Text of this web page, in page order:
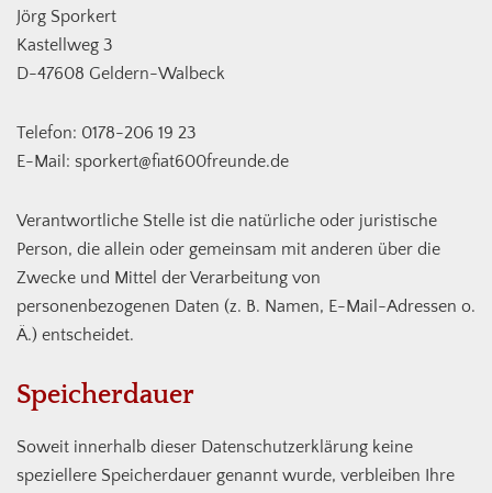
Jörg Sporkert
Kastellweg 3
D-47608 Geldern-Walbeck
Telefon: 0178-206 19 23
E-Mail: sporkert@fiat600freunde.de
Verantwortliche Stelle ist die natürliche oder juristische
Person, die allein oder gemeinsam mit anderen über die
Zwecke und Mittel der Verarbeitung von
personenbezogenen Daten (z. B. Namen, E-Mail-Adressen o.
Ä.) entscheidet.
Speicherdauer
Soweit innerhalb dieser Datenschutzerklärung keine
speziellere Speicherdauer genannt wurde, verbleiben Ihre